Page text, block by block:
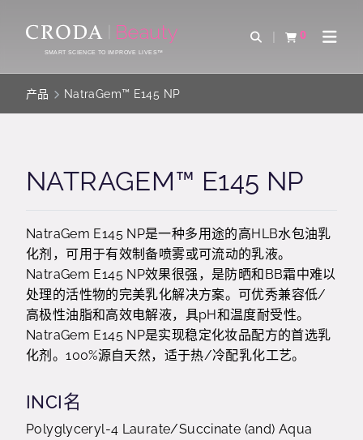
CONTENTSMART SCIENCE TO IMPROVE LIVES™
Open Search
0
查看购物车Open
产品 NatraGem™ E145 NP
NATRAGEM™ E145 NP
NatraGem E145 NP是一种多用途的高HLB水包油乳
化剂，可用于有效制备喷雾或可流动的乳液。
NatraGem E145 NP效果很强，是防晒和BB霜中难以
处理的活性物的完美乳化解决方案。可优秀兼容低/
高极性油脂和高效电解液，具pH和温度耐受性。
NatraGem E145 NP是实现稳定化妆品配方的首选乳
化剂。100%源自天然，适于热/冷配乳化工艺。
INCI名
Polyglyceryl-4 Laurate/Succinate (and) Aqua